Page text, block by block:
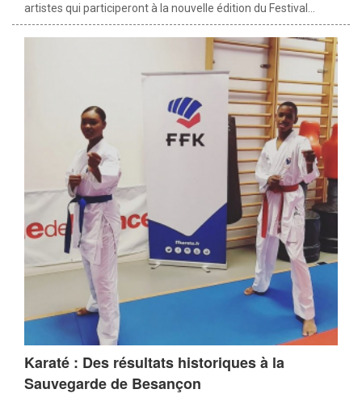
artistes qui participeront à la nouvelle édition du Festival...
Karaté : Des résultats historiques à la
Sauvegarde de Besançon